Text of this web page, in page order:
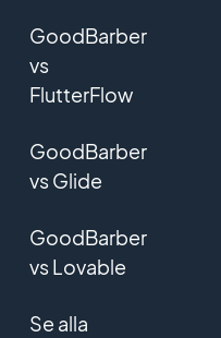
GoodBarber
vs
FlutterFlow
GoodBarber
vs Glide
GoodBarber
vs Lovable
Se alla